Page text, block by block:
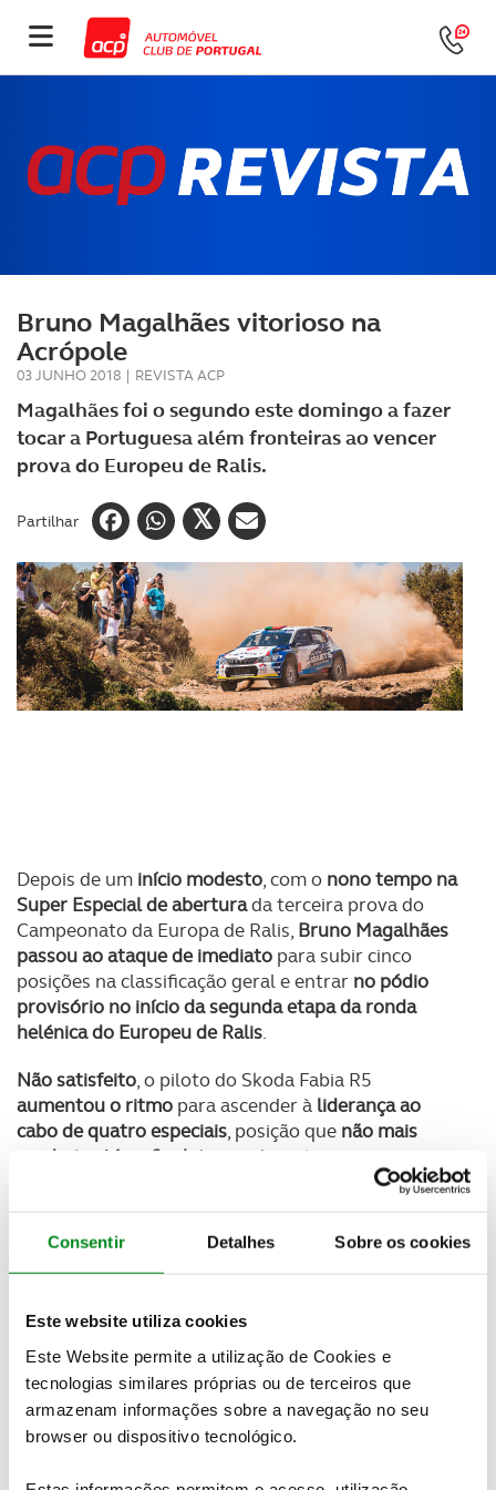
Consentir Detalhes Sobre os cookies
Este website utiliza cookies
Este Website permite a utilização de Cookies e
tecnologias similares próprias ou de terceiros que
armazenam informações sobre a navegação no seu
browser ou dispositivo tecnológico.
Bruno Magalhães vitorioso na
Acrópole
03 JUNHO 2018 | REVISTA ACP
Magalhães foi o segundo este domingo a fazer
tocar a Portuguesa além fronteiras ao vencer
prova do Europeu de Ralis.
Partilhar
Depois de um início modesto, com o nono tempo na
Super Especial de aberturada terceira prova do
Campeonato da Europa de Ralis, Bruno Magalhães
passou ao ataque de imediato para subir cinco
posições na classificação geral e entrar no pódio
provisório no início da segunda etapa da ronda
helénica do Europeu de Ralis.
Não satisfeito, o piloto do Skoda Fabia R5
aumentou o ritmo para ascender à liderança ao
cabo de quatro especiais, posição que não mais
perderia até ao final depois de evitarem com
mestria todas as armadilhas de um rali que até
2013 fez parte do Campeonato do Mundo de Ralis.
Magalhães nunca se deixou influenciar pelas
dificuldades da prova e depois de assinar três
confortável vantagem de mais de um minuto após o
dia de sábado, optou por uma estratégia mais
cautelosa e geriu o andamento até final para
garantir um resultado histórico . No final,Magalhães
levou de vencida o Rally da Acrópole
Herczig, enquanto opolaco Hubert Ptaszekfechou